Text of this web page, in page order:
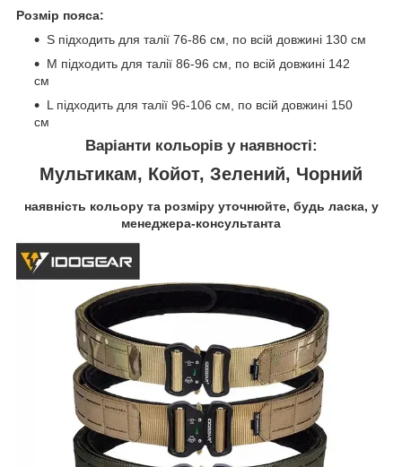
Розмір пояса:
S підходить для талії 76-86 см, по всій довжині 130 см
M підходить для талії 86-96 см, по всій довжині 142
см
L підходить для талії 96-106 см, по всій довжині 150
см
Варіанти кольорів у наявності:
Мультикам, Койот, Зелений, Чорний
наявність кольору та розміру уточнюйте, будь ласка, у
менеджера-консультанта